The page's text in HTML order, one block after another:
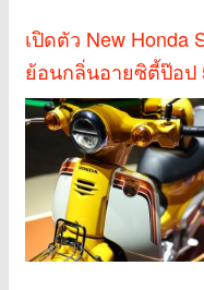
เปิดตัว New Honda
ย้อนกลิ่นอายซิตี้ป๊อป